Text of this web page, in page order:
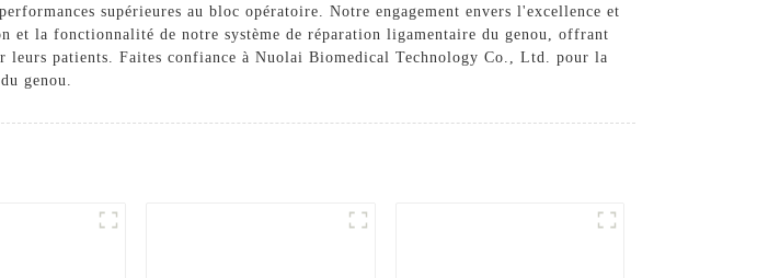
supérieures au bloc opératoire. Notre engagement envers l'excellence et
et la fonctionnalité de notre système de réparation ligamentaire du genou, offrant
patients. Faites confiance à Nuolai Biomedical Technology Co., Ltd. pour la
genou.